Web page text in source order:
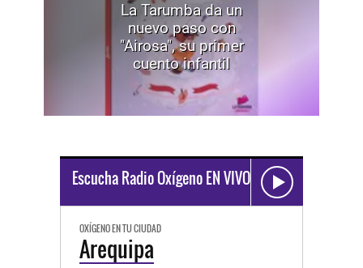
La Tarumba da un
nuevo paso con
"Airosa", su primer
cuento infantil
Escucha Radio Oxígeno EN VIVO
OXÍGENO EN TU CIUDAD
Arequipa